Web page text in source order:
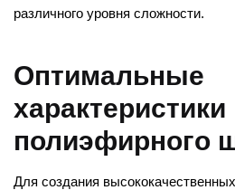
различного уровня сложности.
Оптимальные
характеристики
полиэфирного
Для создания